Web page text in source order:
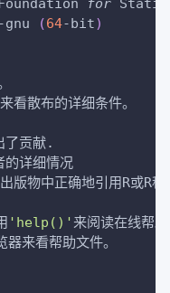
for
(64-bit)
来看散布的详细条件。
了贡献.
的详细情况
版物中正确地引用R或R程
'help()' 来阅读在线帮
器来看帮助文件。